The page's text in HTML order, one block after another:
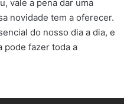
vale a pena dar uma
novidade tem a oferecer.
do nosso dia a dia, e
pode fazer toda a